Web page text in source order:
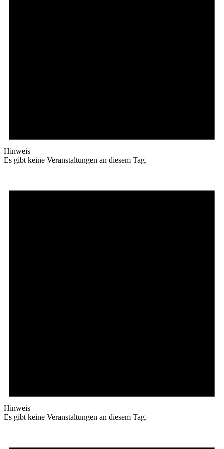
Hinweis
Es gibt keine Veranstaltungen an diesem Tag.
Hinweis
Es gibt keine Veranstaltungen an diesem Tag.